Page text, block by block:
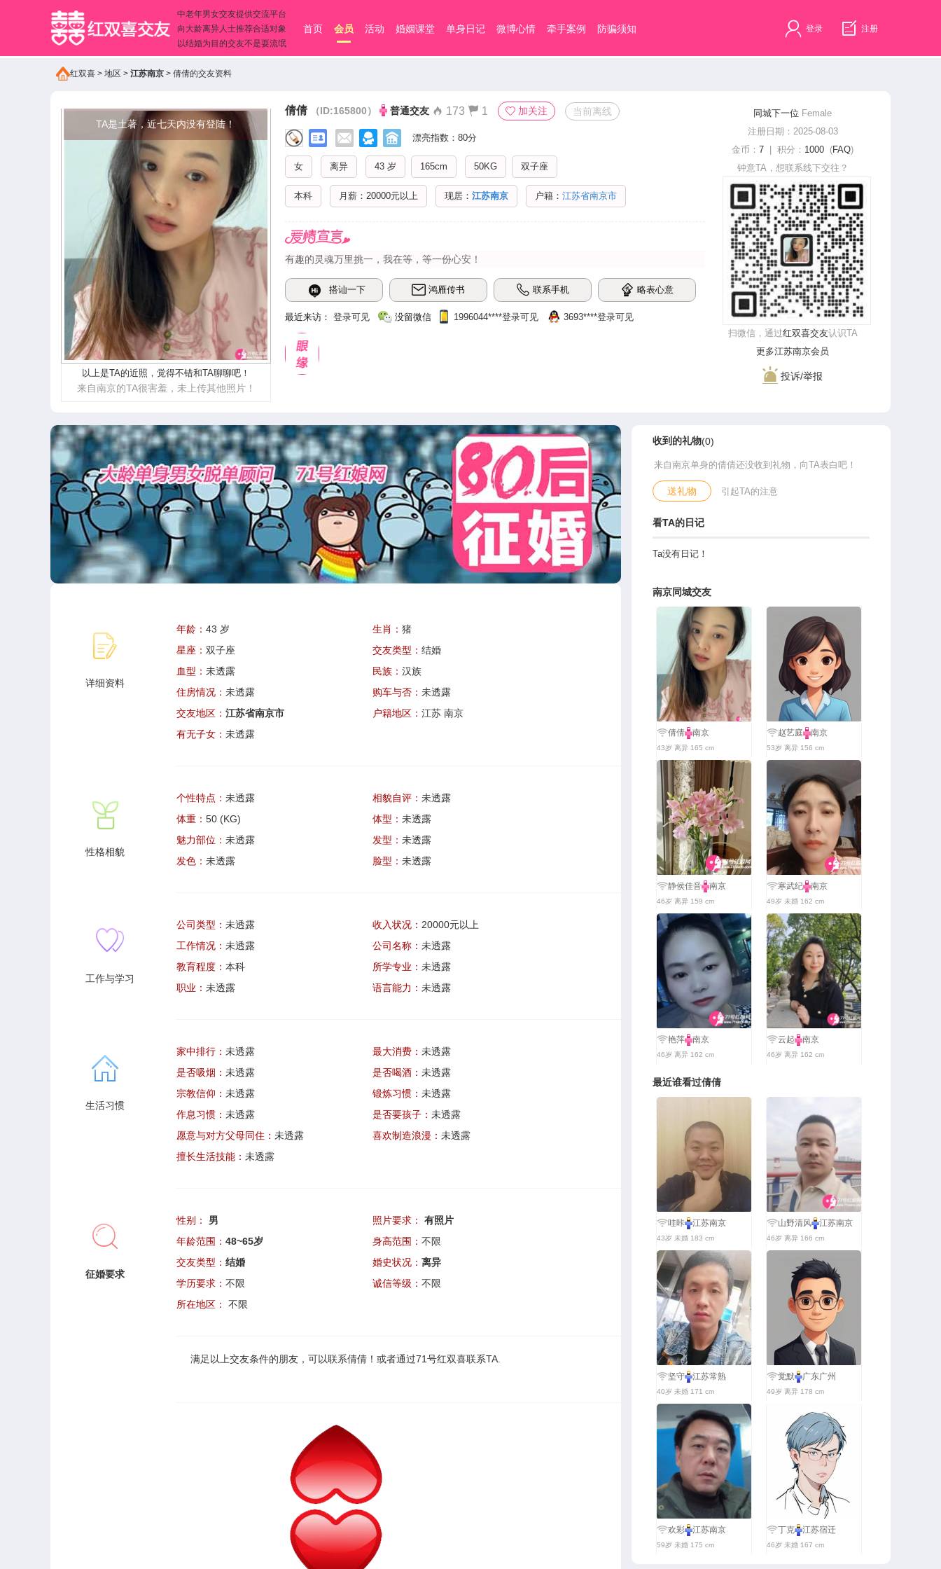
中老年男女交友提供交流平台
向大龄离异人士推荐合适对象
以结婚为目的交友不是耍流氓
首页 会员 活动 婚姻课堂 单身日记 微博心情 牵手案例 防骗须知 登录 注册
红双喜 > 地区 > 江苏南京 > 倩倩的交友资料
TA是土著，近七天内没有登陆！
以上是TA的近照，觉得不错和TA聊聊吧！
来自南京的TA很害羞，未上传其他照片！
倩倩 （ID:165800） 普通交友 173 1 加关注 当前离线
漂亮指数：80分
女 离异 43 岁 165cm 50KG 双子座
本科 月薪：20000元以上 现居： 江苏南京 户籍： 江苏省南京市
有趣的灵魂万里挑一，我在等，等一份心安！
搭讪一下 鸿雁传书 联系手机 略表心意
最近来访： 登录可见 没留微信 1996044‌****‌登录可见 3693‌****‌登录可见
同城下一位 Female
注册日期：2025-08-03
金币： 7 | 积分： 1000 (FAQ)
钟意TA，想联系线下交往？
扫微信，通过红双喜交友认识TA
更多江苏南京会员
投诉/举报
详细资料
年龄： 43 岁 生肖： 猪
星座： 双子座 交友类型： 结婚
血型： 未透露 民族： 汉族
住房情况： 未透露 购车与否： 未透露
交友地区： 江苏省南京市 户籍地区： 江苏 南京
有无子女： 未透露
性格相貌
个性特点： 未透露 相貌自评： 未透露
体重： 50 (KG) 体型： 未透露
魅力部位： 未透露 发型： 未透露
发色： 未透露 脸型： 未透露
工作与学习
公司类型： 未透露 收入状况： 20000元以上
工作情况： 未透露 公司名称： 未透露
教育程度： 本科 所学专业： 未透露
职业： 未透露 语言能力： 未透露
生活习惯
家中排行： 未透露 最大消费： 未透露
是否吸烟： 未透露 是否喝酒： 未透露
宗教信仰： 未透露 锻炼习惯： 未透露
作息习惯： 未透露 是否要孩子： 未透露
愿意与对方父母同住： 未透露 喜欢制造浪漫： 未透露
擅长生活技能： 未透露
征婚要求
性别： 男 照片要求：
有照片
年龄范围： 48~65岁 身高范围： 不限
交友类型： 结婚 婚史状况： 离异
学历要求： 不限 诚信等级： 不限
所在地区：
不限
满足以上交友条件的朋友，可以联系倩倩 ！或者通过71号红双喜联系TA
收到的礼物(0)
来自南京单身的倩倩还没收到礼物，向TA表白吧！
送礼物 引起TA的注意
看TA的日记
Ta没有日记！
南京同城交友
倩倩 南京
43岁 离异 165 cm
赵艺庭 南京
53岁 离异 156 cm
静侯佳音 南京
46岁 离异 159 cm
寒武纪 南京
49岁 未婚 162 cm
艳萍 南京
46岁 离异 162 cm
云起 南京
46岁 离异 162 cm
最近谁看过倩倩
哇咔 江苏南京
43岁 未婚 183 cm
山野清风 江苏南京
46岁 离异 166 cm
坚守 江苏常熟
40岁 未婚 171 cm
觉默 广东广州
49岁 离异 178 cm
欢彩 江苏南京
59岁 未婚 175 cm
丁克 江苏宿迁
46岁 未婚 167 cm